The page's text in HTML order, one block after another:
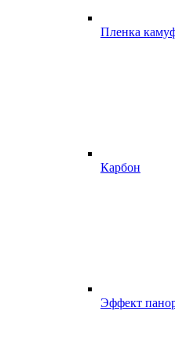
Пленка
Карбон
Эффект